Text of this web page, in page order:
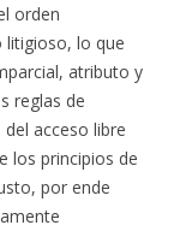
orden
litigioso, lo que
atributo y
reglas de
acceso libre
los principios de
por ende